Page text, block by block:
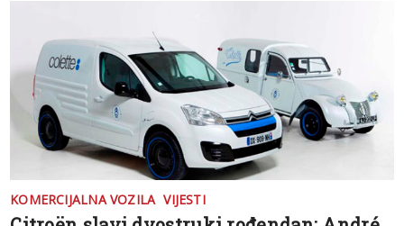
KOMERCIJALNA VOZILA VIJESTI